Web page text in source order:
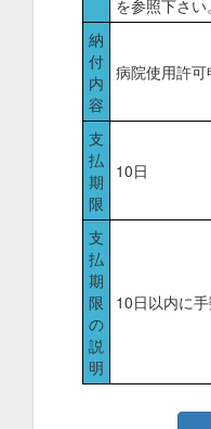
を参照下さい。
納
付
内
容
病院使用許
支
払
期
限
10日
支
払
期
限
の
説
明
10日以内に